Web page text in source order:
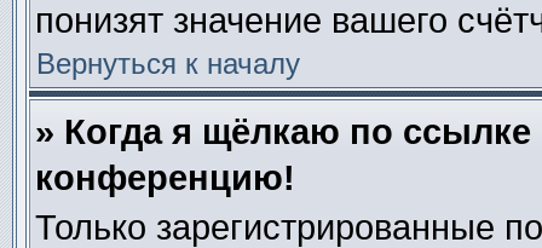
понизят значение вашего
Вернуться к началу
» Когда я щёлкаю по
конференцию!
Только зарегистрированные